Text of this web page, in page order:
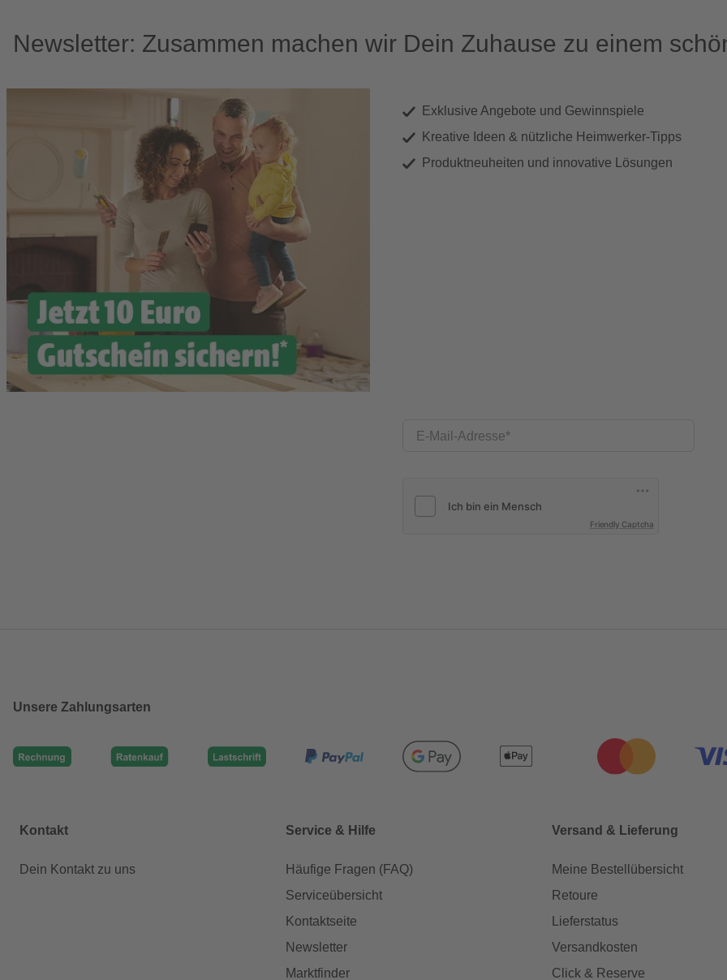
Newsletter: Zusammen machen wir Dein Zuhause zu einem
Exklusive Angebote und Gewinnspiele
Kreative Ideen & nützliche Heimwerker-Tipps
Produktneuheiten und innovative Lösungen
E-Mail-Adresse
Friendly Captcha
Unsere Zahlungsarten
Kontakt
Dein Kontakt zu uns
Service & Hilfe
Häufige Fragen (FAQ)
Serviceübersicht
Kontaktseite
Newsletter
Marktfinder
Versand & Lieferung
Meine Bestellübersicht
Retoure
Lieferstatus
Versandkosten
Click & Reserve